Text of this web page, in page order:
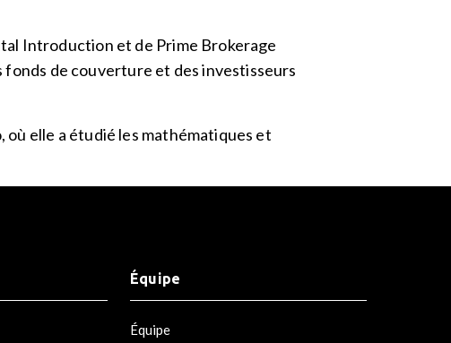
Introduction et de Prime Brokerage
fonds de couverture et des investisseurs
où elle a étudié les mathématiques et
Équipe
Équipe